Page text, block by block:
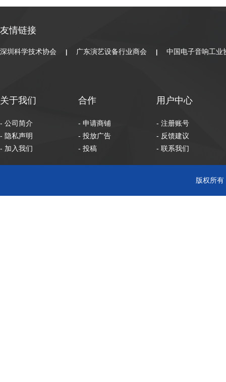
友情链接
深圳科学技术协会 广东演艺设备行业商会 中国电子音响工业
关于我们
- 公司简介
- 隐私声明
- 加入我们
合作
- 申请商铺
- 投放广告
- 投稿
用户中心
- 注册账号
- 反馈建议
- 联系我们
版权所